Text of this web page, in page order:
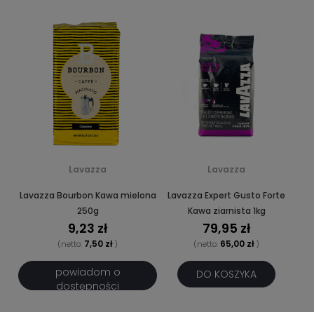
Lavazza
Lavazza Bourbon Kawa mielona
250g
9,23 zł
(netto: 7,50 zł)
powiadom o
dostępności
Lavazza
Lavazza Expert Gusto Forte
Kawa ziarnista 1kg
79,95 zł
(netto: 65,00 zł)
DO KOSZYKA